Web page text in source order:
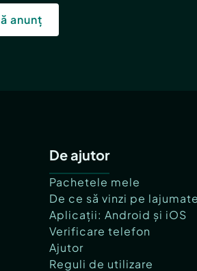
anunț
De ajutor
Pachetele mele
De ce să vinzi pe
Aplicații: Android și iOS
Verificare telefon
Ajutor
Reguli de utilizare